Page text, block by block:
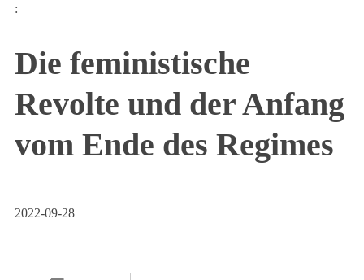
:
Die feministische
Revolte und der Anfang
vom Ende des Regimes
2022-09-28